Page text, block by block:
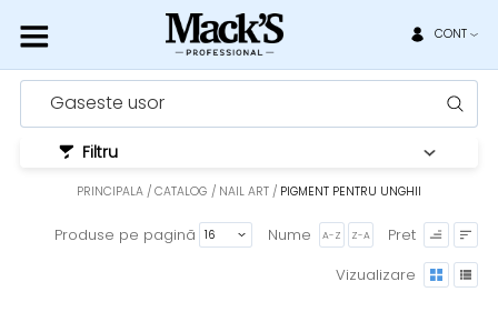
CONT
Gaseste usor
PRINCIPALA CATALOG NAIL ART PIGMENT PENTRU UNGHII
Produse pe pagină Nume A-Z Z-A
Pret
Vizualizare
Filtru